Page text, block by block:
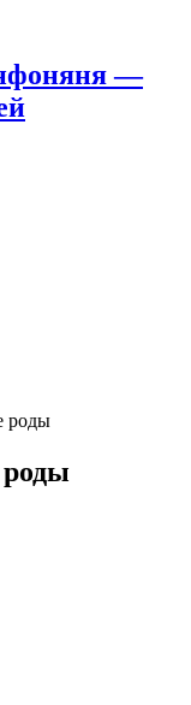
—
роды
роды